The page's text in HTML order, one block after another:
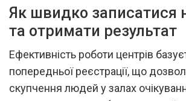
Як швидко записатися
та отримати результат
Ефективність роботи центрів
попередньої реєстрації, що
скупчення людей у залах